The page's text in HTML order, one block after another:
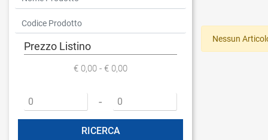
Prezzo Listino
€ 0,00 - € 0,00
Prezzo minimo
- Prezzo massimo
Nessun